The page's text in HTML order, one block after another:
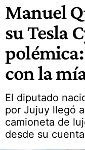
Manuel
su Tesla
con la
El diputado
por Jujuy llegó
camioneta de
desde su